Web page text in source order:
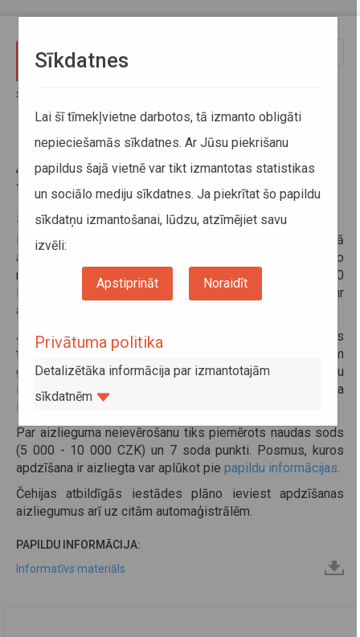
Sākums
Apdzīšanas aizliegums kravas
transportlīdzekļiem Čehijā
21. novembris 2023
No 2023. gada 11. novembra, uz autoceļa D1 stājās spēkā
apdzīšanas aizliegums kravas transportlīdzekļiem ar pilno
masu masa virs 3,5t. Aizliegums ir spēkā no plkst. 6:00
līdz 22:00, izņemot Dienvidmorāvijas reģionu, kur
aizliegums stājas spēkā plkst. 5:00.
Ja autoceļam ir trīs (vai vairāk) joslas kravas
transportlīdzekļa autovadītājas var pārvietoties pa divām
galēji labajām joslām, tostarp veikt apdzīšanas manevru
izmantot vidējo joslu. Policija uzraudzīs aizlieguma
ievērošanu.
Par aizlieguma neievērošanu tiks piemērots naudas sods
(5 000 - 10 000 CZK) un 7 soda punkti. Posmus, kuros
apdzīšana ir aizliegta var aplūkot pie papildu informācijas.
Čehijas atbildīgās iestādes plāno ieviest apdzīšanas
aizliegumus arī uz citām automaģistrālēm.
PAPILDU INFORMĀCIJA:
Informatīvs materiāls
Sīkdatnes
Lai šī tīmekļvietne darbotos, tā izmanto obligāti
nepieciešamās sīkdatnes. Ar Jūsu piekrišanu
papildus šajā vietnē var tikt izmantotas statistikas
un sociālo mediju sīkdatnes. Ja piekrītat šo papildu
sīkdatņu izmantošanai, lūdzu, atzīmējiet savu
izvēli:
Apstiprināt Noraidīt
Privātuma politika
Detalizētāka informācija par izmantotajām
sīkdatnēm